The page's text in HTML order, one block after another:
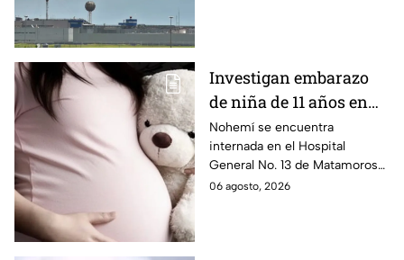
Investigan embarazo
de niña de 11 años en
Matamoros,
Tamaulipas; ¿qué pasó
con Nohemí?
Nohemí se encuentra
internada en el Hospital
General No. 13 de Matamoros
tras complicaciones por un
06 agosto, 2026